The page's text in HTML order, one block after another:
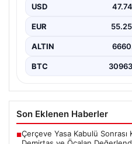
USD 47.74
EUR 55.25
ALTIN
BTC
Son Eklenen Haberler
■Çerçeve Yasa Kabulü Sonrası